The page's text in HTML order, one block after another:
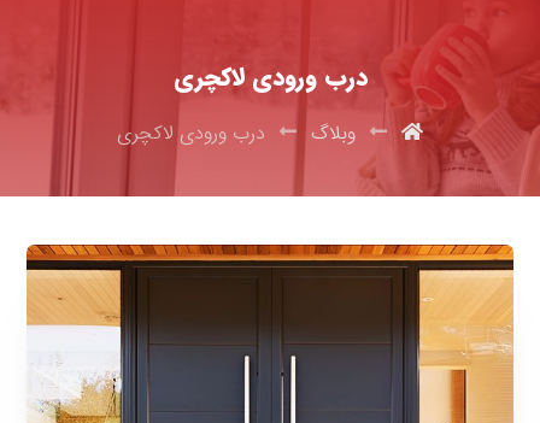
درب ورودی لاکچری
وبلاگ درب ورودی لاکچری